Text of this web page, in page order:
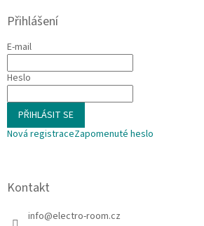
Přihlášení
E-mail
Heslo
PŘIHLÁSIT SE
Nová registraceZapomenuté heslo
Kontakt
info@electro-room.cz